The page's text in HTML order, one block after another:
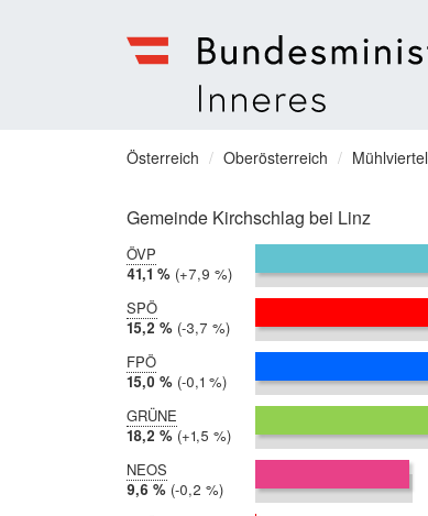
für
Inneres
Sie
sich
hier:
Österreich Oberösterreich Mühlviertel
Gemeinde Kirchschlag bei Linz
ÖVP
2019:
41,1 %
2014:
33,3 %
Differenz:
+7,9 %
SPÖ
2019:
15,2 %
2014:
18,9 %
Differenz:
-3,7 %
FPÖ
2019:
15,0 %
2014:
15,1 %
Differenz:
-0,1 %
GRÜNE
2019:
18,2 %
2014:
16,6 %
Differenz:
+1,5 %
NEOS
2019:
9,6 %
2014:
9,8 %
Differenz:
-0,2 %